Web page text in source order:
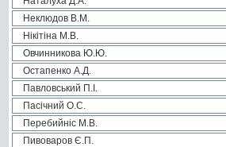
Неклюдов В.М.
Нікітіна М.В.
Овчинникова Ю.Ю.
Остапенко А.Д.
Павловський П.І.
Пасічний О.С.
Перебийніс М.В.
Пивоваров Є.П.